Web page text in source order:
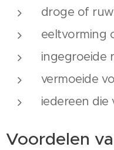
droge of
eeltvorming
ingegroeide
vermoeide
iedereen die
Voordelen